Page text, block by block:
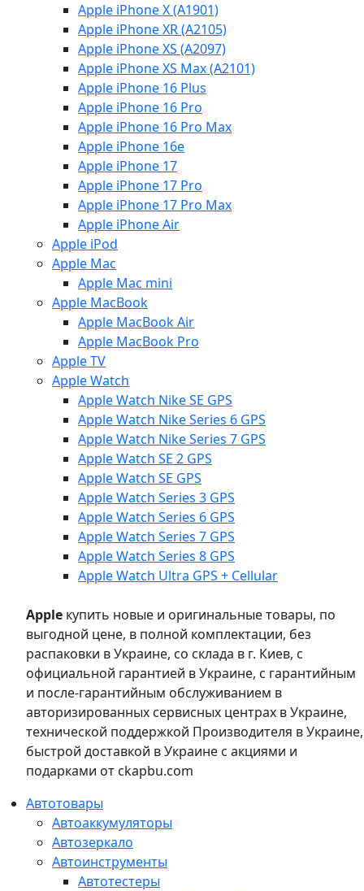
Apple iPhone X (A1901)
Apple iPhone XR (A2105)
Apple iPhone XS (A2097)
Apple iPhone XS Max (A2101)
Apple iPhone 16 Plus
Apple iPhone 16 Pro
Apple iPhone 16 Pro Max
Apple iPhone 16e
Apple iPhone 17
Apple iPhone 17 Pro
Apple iPhone 17 Pro Max
Apple iPhone Air
Apple iPod
Apple Mac
Apple Mac mini
Apple MacBook
Apple MacBook Air
Apple MacBook Pro
Apple TV
Apple Watch
Apple Watch Nike SE GPS
Apple Watch Nike Series 6 GPS
Apple Watch Nike Series 7 GPS
Apple Watch SE 2 GPS
Apple Watch SE GPS
Apple Watch Series 3 GPS
Apple Watch Series 6 GPS
Apple Watch Series 7 GPS
Apple Watch Series 8 GPS
Apple Watch Ultra GPS + Cellular
Apple купить новые и оригинальные товары, по
выгодной цене, в полной комплектации, без
распаковки в Украине, со склада в г. Киев, с
официальной гарантией в Украине, с гарантийным
и после-гарантийным обслуживанием в
авторизированных сервисных центрах в Украине,
технической поддержкой Производителя в Украине,
быстрой доставкой в Украине с акциями и
подарками от ckapbu.com
Автотовары
Автоаккумуляторы
Автозеркало
Автоинструменты
Автотестеры